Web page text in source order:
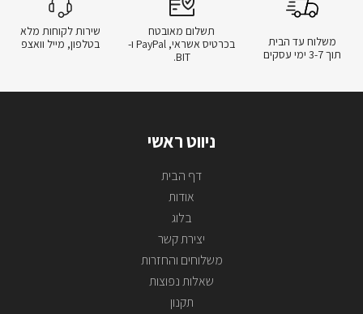
משלוח עד הבית
תוך 3-7 ימי עסקים
תשלום מאובטח
בכרטיס אשראי, PayPal ו-
BIT.
שירות לקוחות מלא
בטלפון, מייל וואצפ
ניווט ראשי
דף הבית
אודות
בלוג
יצירת קשר
משלוחים והחזרות
שאלות נפוצות
תקנון